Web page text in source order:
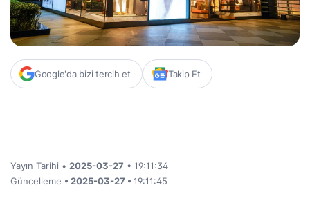
Google'da bizi tercih et Takip Et
Yayın Tarihi • 2025-03-27 • 19:11:34
Güncelleme • 2025-03-27 • 19:11:45